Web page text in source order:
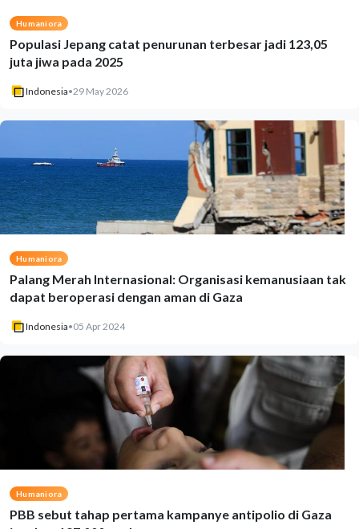
Humaniora
Populasi Jepang catat penurunan terbesar jadi 123,05
juta jiwa pada 2025
Indonesia•29 May 2026
Humaniora
Palang Merah Internasional: Organisasi kemanusiaan tak
dapat beroperasi dengan aman di Gaza
Indonesia•05 Apr 2024
Humaniora
PBB sebut tahap pertama kampanye antipolio di Gaza